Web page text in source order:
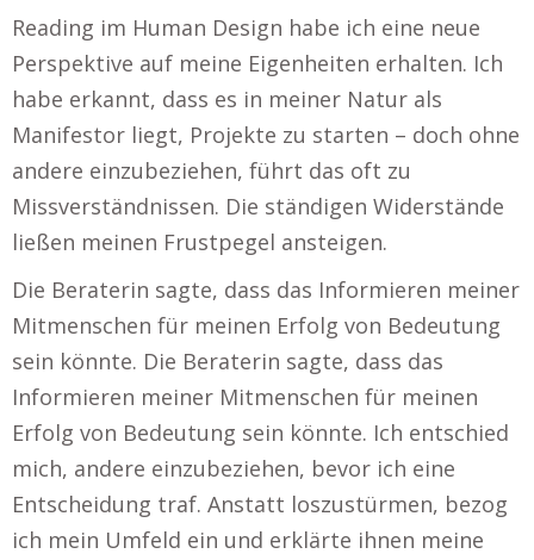
Reading im Human Design habe ich eine neue
Perspektive auf meine Eigenheiten erhalten. Ich
habe erkannt, dass es in meiner Natur als
Manifestor liegt, Projekte zu starten – doch ohne
andere einzubeziehen, führt das oft zu
Missverständnissen. Die ständigen Widerstände
ließen meinen Frustpegel ansteigen.
Die Beraterin sagte, dass das Informieren meiner
Mitmenschen für meinen Erfolg von Bedeutung
sein könnte. Die Beraterin sagte, dass das
Informieren meiner Mitmenschen für meinen
Erfolg von Bedeutung sein könnte. Ich entschied
mich, andere einzubeziehen, bevor ich eine
Entscheidung traf. Anstatt loszustürmen, bezog
ich mein Umfeld ein und erklärte ihnen meine